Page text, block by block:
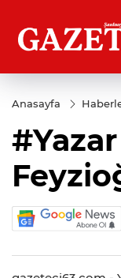
Anasayfa